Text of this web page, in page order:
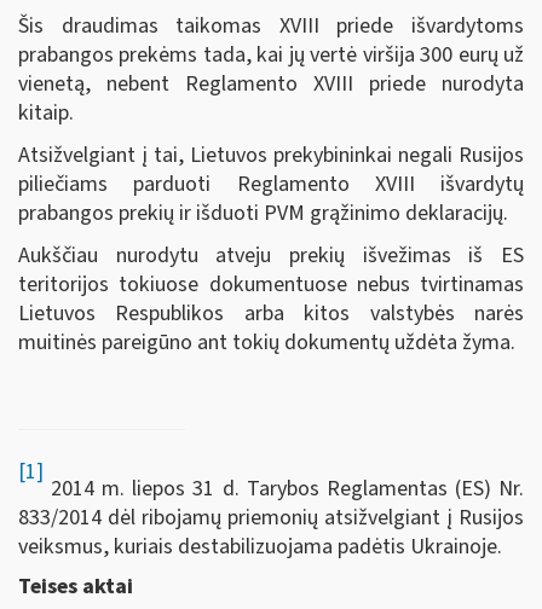
Šis draudimas taikomas XVIII priede išvardytoms
prabangos prekėms tada, kai jų vertė viršija 300 eurų už
vienetą, nebent Reglamento XVIII priede nurodyta
kitaip.
Atsižvelgiant į tai, Lietuvos prekybininkai negali Rusijos
piliečiams parduoti Reglamento XVIII išvardytų
prabangos prekių ir išduoti PVM grąžinimo deklaracijų.
Aukščiau nurodytu atveju prekių išvežimas iš ES
teritorijos tokiuose dokumentuose nebus tvirtinamas
Lietuvos Respublikos arba kitos valstybės narės
muitinės pareigūno ant tokių dokumentų uždėta žyma.
[1]
2014 m. liepos 31 d. Tarybos Reglamentas (ES) Nr.
833/2014 dėl ribojamų priemonių atsižvelgiant į Rusijos
veiksmus, kuriais destabilizuojama padėtis Ukrainoje.
Teises aktai